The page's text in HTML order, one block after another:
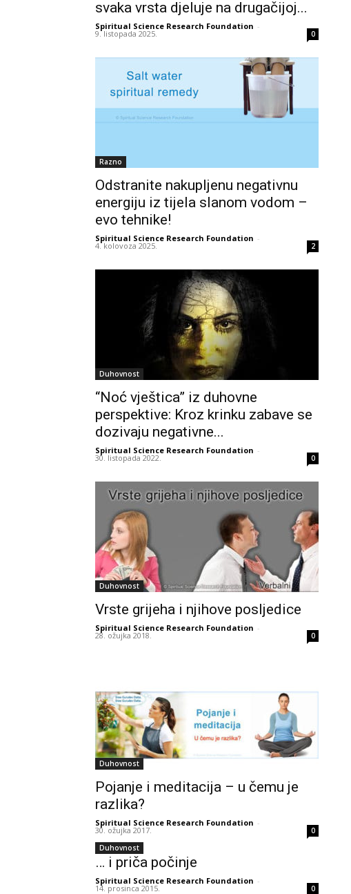
svaka vrsta djeluje na drugačijoj...
Spiritual Science Research Foundation -
9. listopada 2025. 0
Razno
Odstranite nakupljenu negativnu
energiju iz tijela slanom vodom –
evo tehnike!
Spiritual Science Research Foundation -
4. kolovoza 2025. 2
Duhovnost
“Noć vještica” iz duhovne
perspektive: Kroz krinku zabave se
dozivaju negativne...
Spiritual Science Research Foundation -
30. listopada 2022. 0
Duhovnost
Vrste grijeha i njihove posljedice
Spiritual Science Research Foundation -
28. ožujka 2018. 0
Duhovnost
Pojanje i meditacija – u čemu je
razlika?
Spiritual Science Research Foundation -
30. ožujka 2017. 0
Duhovnost
… i priča počinje
Spiritual Science Research Foundation -
14. prosinca 2015. 0